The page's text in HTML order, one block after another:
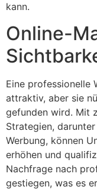
kann.
Online-
Eine professionelle
attraktiv, aber sie
gefunden wird. Mit
Strategien, darunter
Werbung, können
erhöhen und
Nachfrage nach
gestiegen, was es